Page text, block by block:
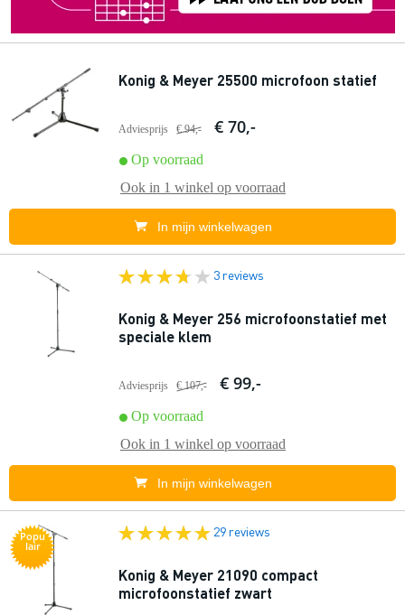
Konig & Meyer 25500 microfoon statief
Adviesprijs € 94,- € 70,-
Op voorraad
Ook in 1 winkel op voorraad
In mijn winkelwagen
3 reviews
Konig & Meyer 256 microfoonstatief met
speciale klem
Adviesprijs € 107,- € 99,-
Op voorraad
Ook in 1 winkel op voorraad
In mijn winkelwagen
Popu
lair
29 reviews
Konig & Meyer 21090 compact
microfoonstatief zwart